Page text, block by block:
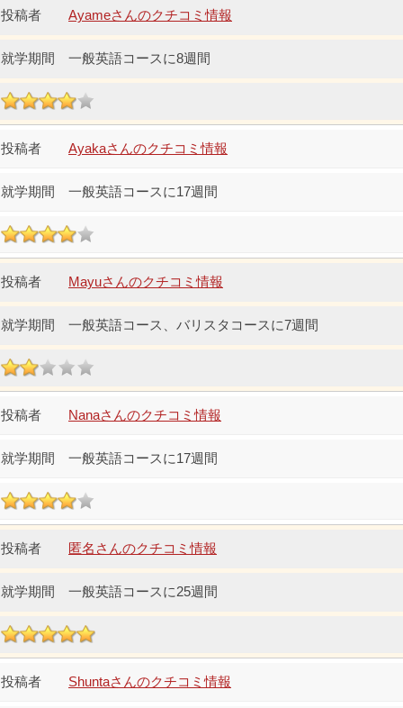
Ayameさんのクチコミ情報
一般英語コースに8週間
Ayakaさんのクチコミ情報
一般英語コースに17週間
Mayuさんのクチコミ情報
一般英語コース、バリスタコースに7週間
Nanaさんのクチコミ情報
一般英語コースに17週間
匿名さんのクチコミ情報
一般英語コースに25週間
Shuntaさんのクチコミ情報